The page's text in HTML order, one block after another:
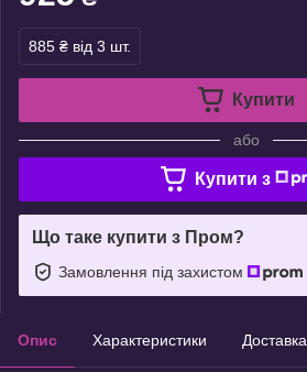
885 ₴ від 3 шт.
Купити
або
Купити з
Що таке купити з Пром?
Замовлення під захистом
Опис Характеристики Доставка